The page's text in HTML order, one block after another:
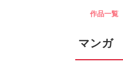
作品一覧
マンガ